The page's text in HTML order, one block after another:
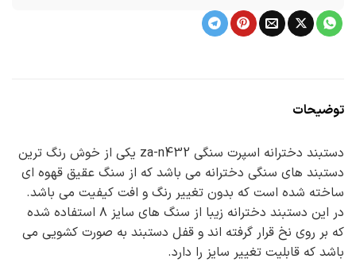
توضیحات
دستبند دخترانه اسپرت سنگی za-n432 یکی از خوش رنگ ترین
دستبند های سنگی دخترانه می باشد که از سنگ عقیق قهوه ای
ساخته شده است که بدون تغییر رنگ و افت کیفیت می باشد.
در این دستبند دخترانه زیبا از سنگ های سایز ۸ استفاده شده
که بر روی نخ قرار گرفته اند و قفل دستبند به صورت کشویی می
باشد که قابلیت تغییر سایز را دارد.